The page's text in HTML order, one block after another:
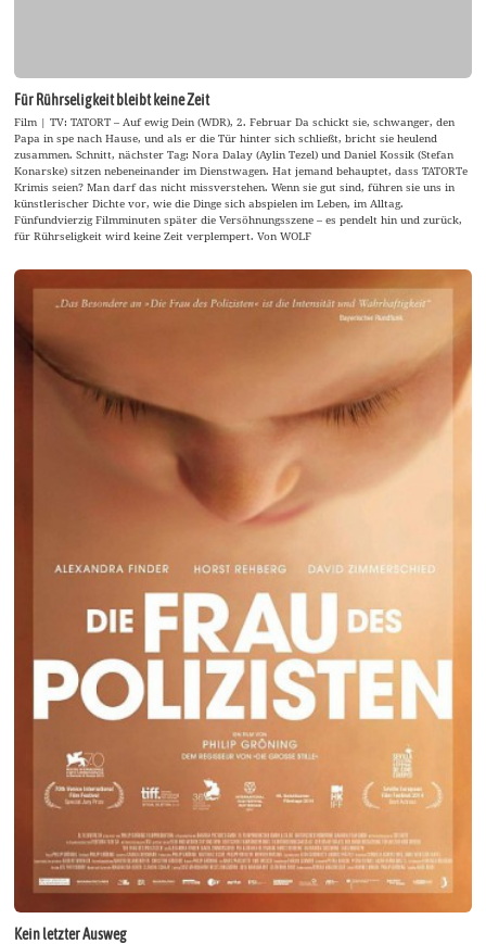
Für Rührseligkeit bleibt keine Zeit
Film | TV: TATORT – Auf ewig Dein (WDR), 2. Februar Da schickt sie, schwanger, den
Papa in spe nach Hause, und als er die Tür hinter sich schließt, bricht sie heulend
zusammen. Schnitt, nächster Tag: Nora Dalay (Aylin Tezel) und Daniel Kossik (Stefan
Konarske) sitzen nebeneinander im Dienstwagen. Hat jemand behauptet, dass TATORTe
Krimis seien? Man darf das nicht missverstehen. Wenn sie gut sind, führen sie uns in
künstlerischer Dichte vor, wie die Dinge sich abspielen im Leben, im Alltag.
Fünfundvierzig Filmminuten später die Versöhnungsszene – es pendelt hin und zurück,
für Rührseligkeit wird keine Zeit verplempert. Von WOLF
Kein letzter Ausweg